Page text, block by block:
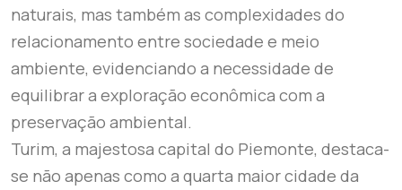
naturais, mas também as complexidades do
relacionamento entre sociedade e meio
ambiente, evidenciando a necessidade de
equilibrar a exploração econômica com a
preservação ambiental.
Turim, a majestosa capital do Piemonte, destaca-
se não apenas como a quarta maior cidade da